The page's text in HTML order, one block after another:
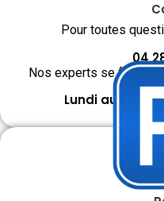
Pour toutes
04
Nos experts se feront
Lundi au